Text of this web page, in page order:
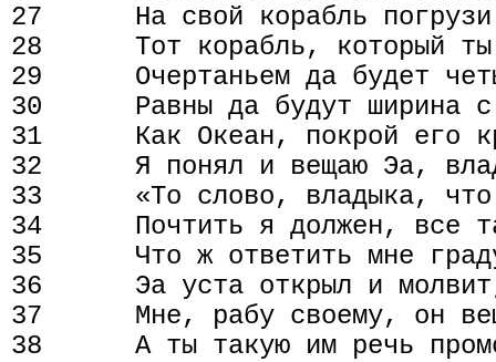
27      На свой корабль
28      Тот корабль, который ты
29      Очертаньем да будет
30      Равны да будут ширина с
31      Как Океан, покрой его
32      Я понял и вещаю Эа,
33      «То слово, владыка, что
34      Почтить я должен, все
35      Что ж ответить мне
36      Эа уста открыл и
37      Мне, рабу своему, он
38      А ты такую им речь